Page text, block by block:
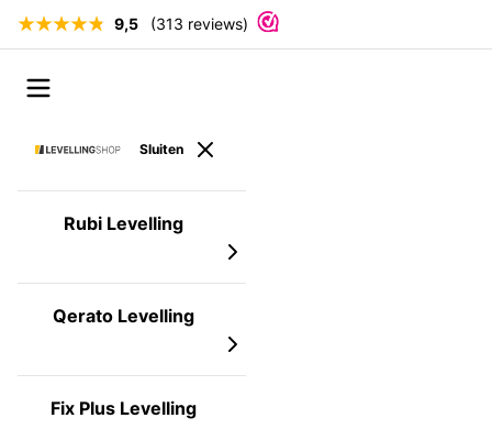
9,5 (313 reviews)
Open menu
Sluiten
Rubi Levelling
Qerato Levelling
Fix Plus Levelling